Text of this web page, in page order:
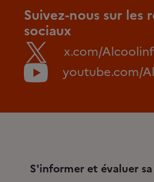
Suivez-nous sur les
sociaux
x.com/
youtube.com/
S'informer et évaluer